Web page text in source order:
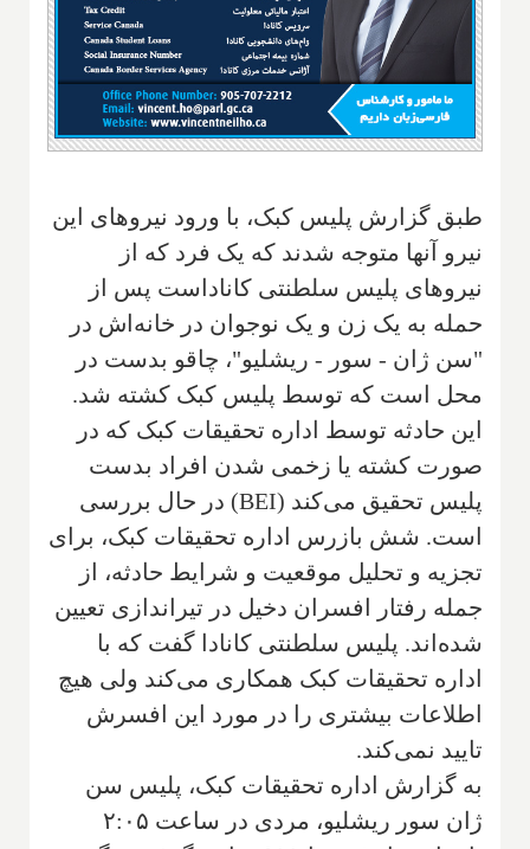
طبق گزارش پلیس کبک، با ورود نیروهای این
نیرو آنها متوجه شدند که یک فرد که از
نیروهای پلیس سلطنتی کاناداست پس از
حمله به یک زن و یک نوجوان در خانه‌اش در
"سن ژان - سور - ریشلیو"، چاقو بدست در
محل است که توسط پلیس کبک کشته شد.
این حادثه توسط اداره تحقیقات کبک که در
صورت کشته یا زخمی شدن افراد بدست
پلیس تحقیق می‌کند (BEI) در حال بررسی
است. شش بازرس اداره تحقیقات کبک، برای
تجزیه و تحلیل موقعیت و شرایط حادثه، از
جمله رفتار افسران دخیل در تیراندازی تعیین
شده‌اند. پلیس سلطنتی کانادا گفت که با
اداره تحقیقات کبک همکاری می‌کند ولی هیچ
اطلاعات بیشتری را در مورد این افسرش
تایید نمی‌کند.
به گزارش اداره تحقیقات کبک، پلیس سن
ژان سور ریشلیو، مردی در ساعت ۲:۰۵